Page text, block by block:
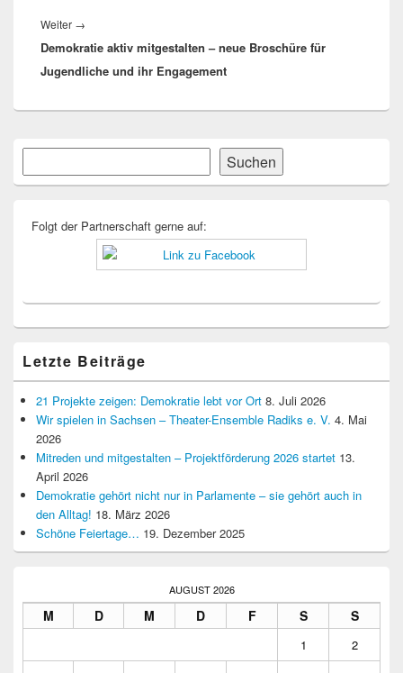
Weiter →
Beitrag:
Demokratie aktiv mitgestalten – neue Broschüre für
Jugendliche und ihr Engagement
Primärer
Widgetbereich
Suchen
Folgt der Partnerschaft gerne auf:
Letzte Beiträge
21 Projekte zeigen: Demokratie lebt vor Ort 8. Juli 2026
Wir spielen in Sachsen – Theater-Ensemble Radiks e. V. 4. Mai
2026
Mitreden und mitgestalten – Projektförderung 2026 startet 13.
April 2026
Demokratie gehört nicht nur in Parlamente – sie gehört auch in
den Alltag! 18. März 2026
Schöne Feiertage… 19. Dezember 2025
AUGUST 2026
M D M D F S S
1
2